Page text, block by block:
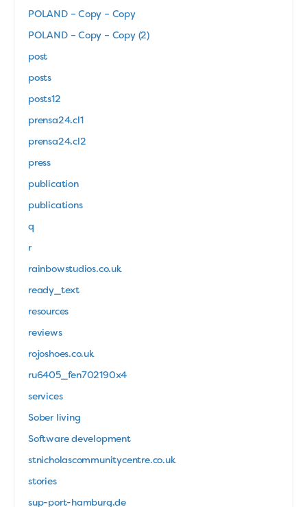
POLAND – Copy – Copy
POLAND – Copy – Copy (2)
post
posts
posts12
prensa24.cl1
prensa24.cl2
press
publication
publications
q
r
rainbowstudios.co.uk
ready_text
resources
reviews
rojoshoes.co.uk
ru6405_fen702190x4
services
Sober living
Software development
stnicholascommunitycentre.co.uk
stories
sup-port-hamburg.de